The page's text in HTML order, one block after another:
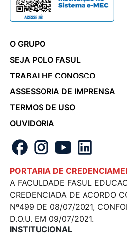
O GRUPO
SEJA POLO FASUL
TRABALHE CONOSCO
ASSESSORIA DE IMPRENSA
TERMOS DE USO
OUVIDORIA
PORTARIA DE
A FACULDADE FASUL
CREDENCIADA DE ACORDO
Nº499 DE 08/07/2021,
D.O.U. EM 09/07/2021.
INSTITUCIONAL